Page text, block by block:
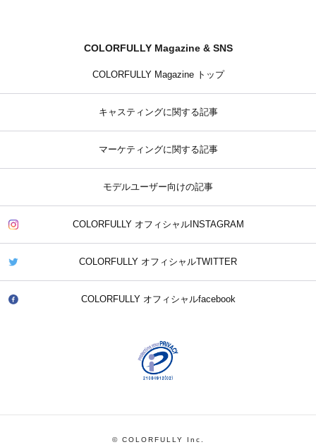
COLORFULLY Magazine & SNS
COLORFULLY Magazine トップ
キャスティングに関する記事
マーケティングに関する記事
モデルユーザー向けの記事
COLORFULLY オフィシャルINSTAGRAM
COLORFULLY オフィシャルTWITTER
COLORFULLY オフィシャルfacebook
© COLORFULLY Inc.